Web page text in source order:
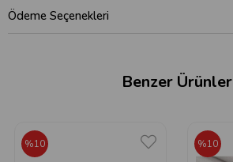
Ödeme Seçenekleri
Benzer Ürünler
%10 %10